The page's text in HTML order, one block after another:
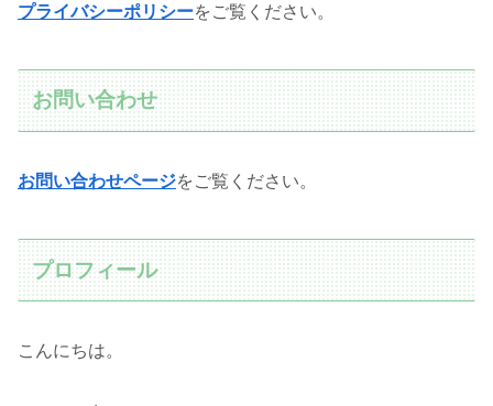
プライバシーポリシーをご覧ください。
お問い合わせ
お問い合わせページをご覧ください。
プロフィール
こんにちは。